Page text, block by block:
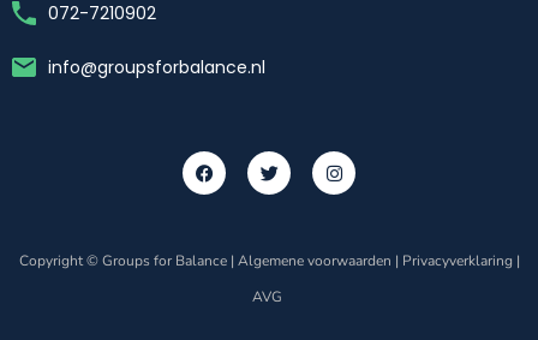
072-7210902
info@groupsforbalance.nl
Copyright © Groups for Balance | Algemene voorwaarden | Privacyverklaring |
AVG